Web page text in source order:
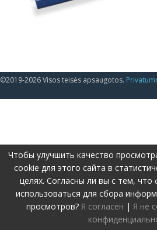
©2019-2026 Visos teisės apsaugotos.
Чтобы улучшить качество
cookie для этого сайта в
целях. Согласны ли вы с тем,
использоваться для сбора
просмотров? Я согласен | Я не